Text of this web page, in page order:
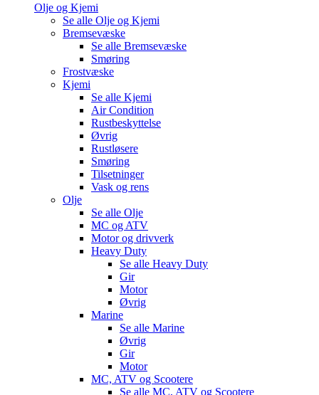
Olje og Kjemi
Se alle Olje og Kjemi
Bremsevæske
Se alle Bremsevæske
Smøring
Frostvæske
Kjemi
Se alle Kjemi
Air Condition
Rustbeskyttelse
Øvrig
Rustløsere
Smøring
Tilsetninger
Vask og rens
Olje
Se alle Olje
MC og ATV
Motor og drivverk
Heavy Duty
Se alle Heavy Duty
Gir
Motor
Øvrig
Marine
Se alle Marine
Øvrig
Gir
Motor
MC, ATV og Scootere
Se alle MC, ATV og Scootere